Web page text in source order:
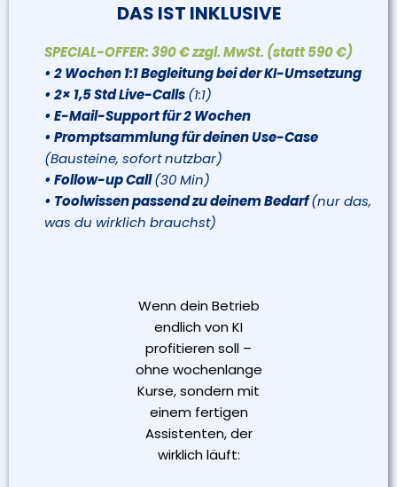
DAS IST INKLUSIVE
SPECIAL-OFFER: 390 € zzgl. MwSt. (statt 590 €)
• 2 Wochen 1:1 Begleitung bei der KI-Umsetzung
• 2× 1,5 Std Live-Calls(1:1)
• E-Mail-Support für 2 Wochen
• Promptsammlung für deinen Use-Case
(Bausteine, sofort nutzbar)
• Follow-up Call(30 Min)
• Toolwissen passend zu deinem Bedarf(nur das,
was du wirklich brauchst)
Wenn dein Betrieb
endlich von KI
profitieren soll –
ohne wochenlange
Kurse, sondern mit
einem fertigen
Assistenten, der
wirklich läuft: